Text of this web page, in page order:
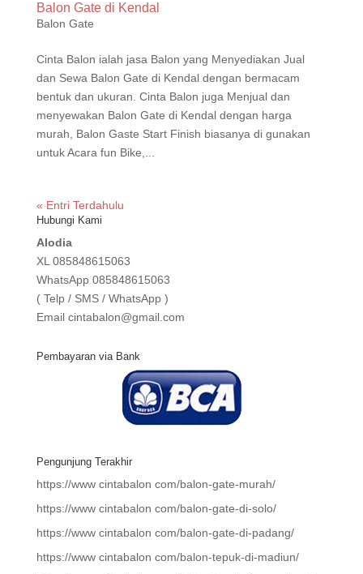
Balon Gate di Kendal
Balon Gate
Cinta Balon ialah jasa Balon yang Menyediakan Jual
dan Sewa Balon Gate di Kendal dengan bermacam
bentuk dan ukuran. Cinta Balon juga Menjual dan
menyewakan Balon Gate di Kendal dengan harga
murah, Balon Gaste Start Finish biasanya di gunakan
untuk Acara fun Bike,...
« Entri Terdahulu
Hubungi Kami
Alodia
XL 085848615063
WhatsApp 085848615063
( Telp / SMS / WhatsApp )
Email cintabalon@gmail.com
Pembayaran via Bank
Pengunjung Terakhir
https://www cintabalon com/balon-gate-murah/
https://www cintabalon com/balon-gate-di-solo/
https://www cintabalon com/balon-gate-di-padang/
https://www cintabalon com/balon-tepuk-di-madiun/